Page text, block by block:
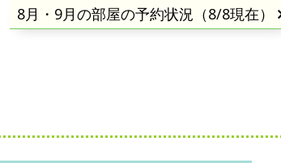
次
8月・9月の部屋の予約状況（8/8現在）